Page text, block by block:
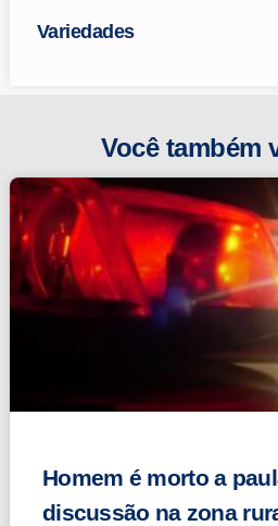
Variedades
Você também
Homem é morto a
discussão na zona